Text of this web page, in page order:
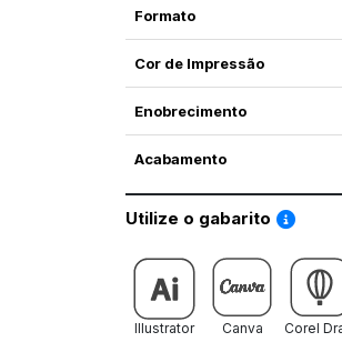
Formato
Cor de Impressão
Enobrecimento
Acabamento
Utilize o gabarito Saiba
Illustrator Canva Corel